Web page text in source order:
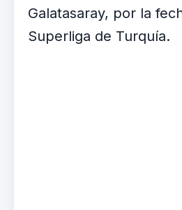
Galatasaray, por la
Superliga de Turquía.